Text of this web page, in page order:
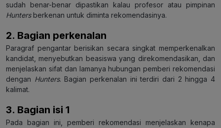
sudah benar-benar dipastikan kalau profesor atau pimpinan
Hunters berkenan untuk diminta rekomendasinya.
2. Bagian perkenalan
Paragraf pengantar berisikan secara singkat memperkenalkan
kandidat, menyebutkan beasiswa yang direkomendasikan, dan
menjelaskan sifat dan lamanya hubungan pemberi rekomendasi
dengan Hunters. Bagian perkenalan ini terdiri dari 2 hingga 4
kalimat.
3. Bagian isi 1
Pada bagian ini, pemberi rekomendasi menjelaskan kenapa